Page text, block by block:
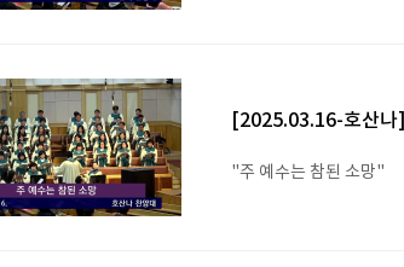
[2025.03.16-호산나]
"주 예수는 참된 소망"